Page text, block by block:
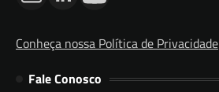
Conheça nossa Política de Privacidade
Fale Conosco